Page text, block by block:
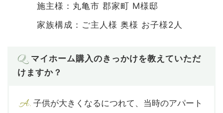
施主様：丸亀市 郡家町 M様邸
家族構成：ご主人様 奥様 お子様2人
Q. マイホーム購入のきっかけを教えていただ
けますか？
A. 子供が大きくなるにつれて、当時のアパート